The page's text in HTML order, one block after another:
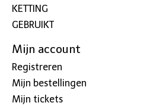
KETTING
GEBRUIKT
Mijn account
Registreren
Mijn bestellingen
Mijn tickets